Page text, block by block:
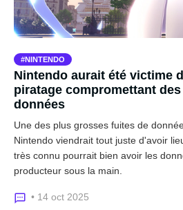
NINTENDO
Nintendo aurait été victime
piratage compromettant
données
Une des plus grosses fuites de
Nintendo viendrait tout juste d'avoir
très connu pourrait bien avoir les
producteur sous la main.
• 14 oct 2025